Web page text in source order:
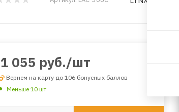
1 055 руб./шт
Вернем на карту до 106 бонусных баллов
Меньше 10 шт